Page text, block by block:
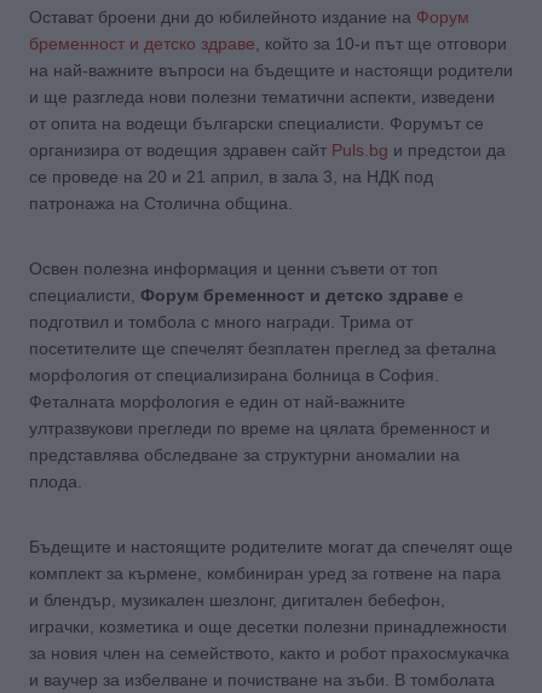
Остават броени дни до юбилейното издание на Форум
бременност и детско здраве, който за 10-и път ще отговори
на най-важните въпроси на бъдещите и настоящи родители
и ще разгледа нови полезни тематични аспекти, изведени
от опита на водещи български специалисти. Форумът се
организира от водещия здравен сайт Puls.bg и предстои да
се проведе на 20 и 21 април, в зала 3, на НДК под
патронажа на Столична община.
Освен полезна информация и ценни съвети от топ
специалисти, Форум бременност и детско здраве е
подготвил и томбола с много награди. Трима от
посетителите ще спечелят безплатен преглед за фетална
морфология от специализирана болница в София.
Феталната морфология e един от най-важните
ултразвукови прегледи по време на цялата бременност и
представлява обследване за структурни аномалии на
плода.
Бъдещите и настоящите родителите могат да спечелят още
комплект за кърмене, комбиниран уред за готвене на пара
и блендър, музикален шезлонг, дигитален бебефон,
играчки, козметика и още десетки полезни принадлежности
за новия член на семейството, както и робот прахосмукачка
и ваучер за избелване и почистване на зъби. В томболата